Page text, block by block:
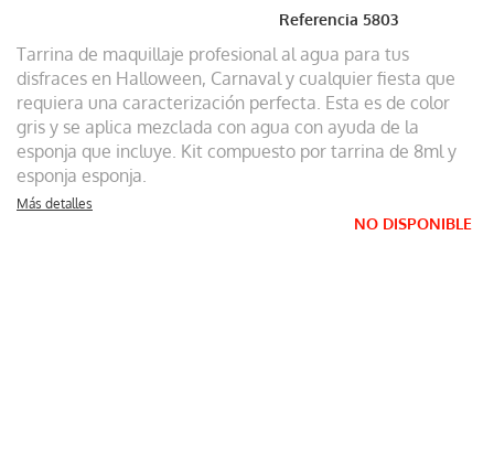
Referencia 5803
Tarrina de maquillaje profesional al agua para tus
disfraces en Halloween, Carnaval y cualquier fiesta que
requiera una caracterización perfecta. Esta es de color
gris y se aplica mezclada con agua con ayuda de la
esponja que incluye. Kit compuesto por tarrina de 8ml y
esponja esponja.
Más detalles
NO DISPONIBLE